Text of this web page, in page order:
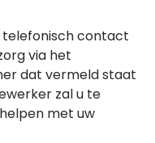
telefonisch contact
via het
dat vermeld staat
zal u te
met uw